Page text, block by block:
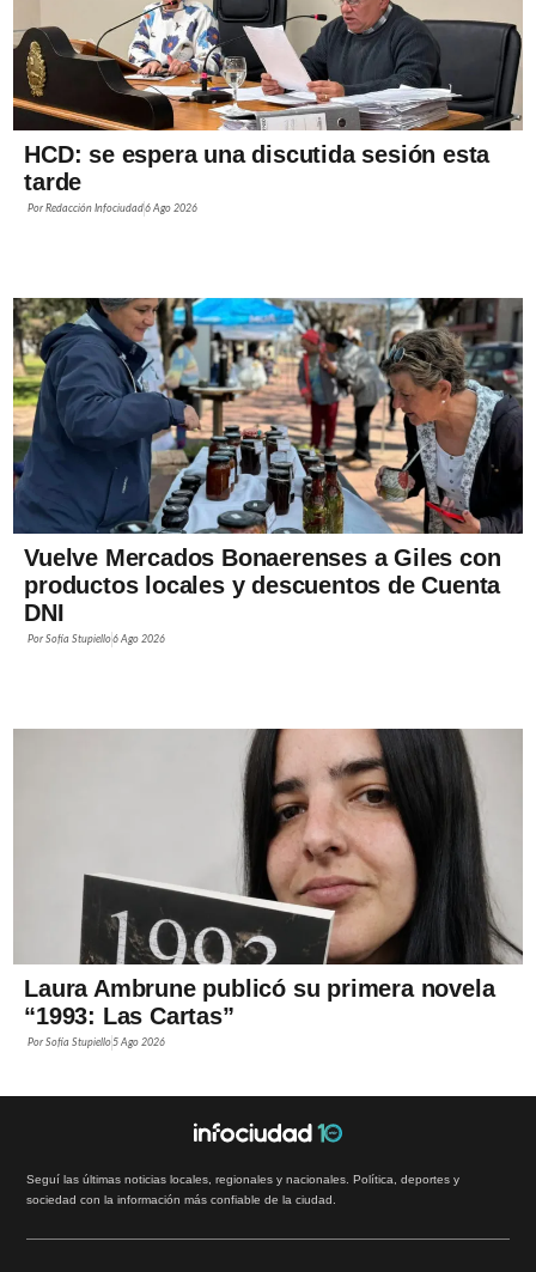
HCD: se espera una discutida sesión esta
tarde
PorRedacción Infociudad6 Ago 2026
Vuelve Mercados Bonaerenses a Giles con
productos locales y descuentos de Cuenta
DNI
PorSofía Stupiello6 Ago 2026
Laura Ambrune publicó su primera novela
“1993: Las Cartas”
PorSofía Stupiello5 Ago 2026
Seguí las últimas noticias locales, regionales y nacionales. Política, deportes y
sociedad con la información más confiable de la ciudad.